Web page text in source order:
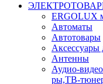
ERGOLUX
Автоматы
Автотовары
Аксессуары
Антенны
Аудио-
ры,ТВ-